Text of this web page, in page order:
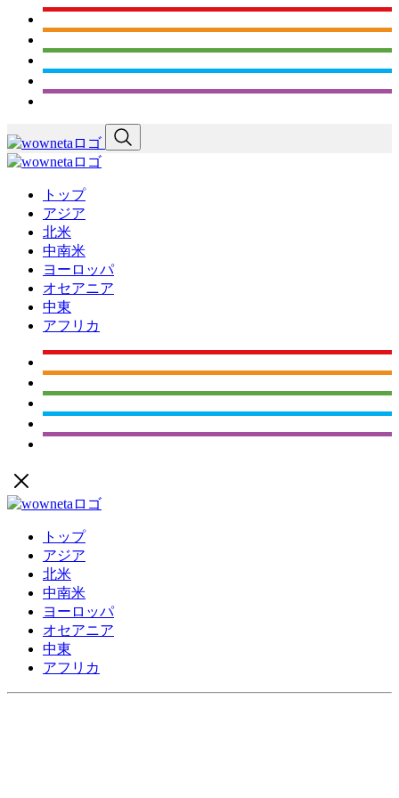
トップ
アジア
北米
中南米
ヨーロッパ
オセアニア
中東
アフリカ
トップ
アジア
北米
中南米
ヨーロッパ
オセアニア
中東
アフリカ